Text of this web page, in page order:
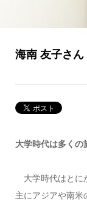
海南 友子さん
大学時代は多くの
大学時代はとに
主にアジアや南米